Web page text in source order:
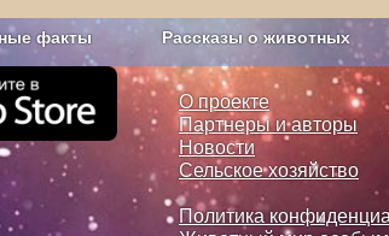
факты Рассказы о животных
О проекте
О проекте
Партнеры и авторы
Новости
Сельское хозяйство
Политика